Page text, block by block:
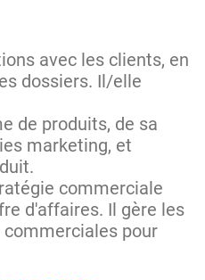
avec les clients, en
dossiers. Il/elle
de produits, de sa
marketing, et
commerciale
d'affaires. Il gère les
pour